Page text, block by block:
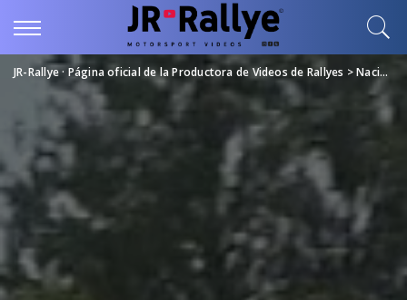
JR-Rallye · Página oficial de la Productora de Videos de Rallyes >Nacional